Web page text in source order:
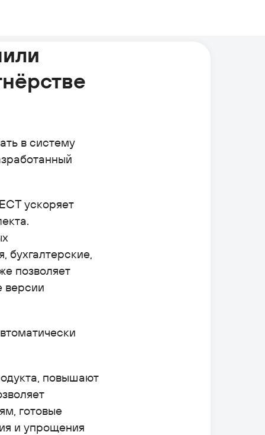
в систему
ускоряет
бухгалтерские,
позволяет
версии
повышают
готовые
и упрощения